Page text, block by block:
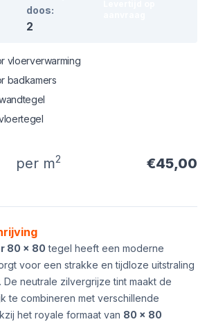
doos:
2
vloerverwarming
badkamers
per m2 €45,00
80 x 80 tegel heeft een moderne
voor een strakke en tijdloze uitstraling
De neutrale zilvergrijze tint maakt de
te combineren met verschillende
het royale formaat van 80 x 80